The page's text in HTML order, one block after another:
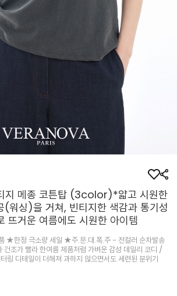
지 메종 코튼탑 (3color)*얇고 시원한
워싱)을 거쳐, 빈티지한 색감과 통기성
뜨거운 여름에도 시원한 아이템
★한정 극소량 세일 ★주.문.대.폭.주 - 전컬러 순차발송
조가 빨라 한여름 제품처럼 가벼운 감성 데일리 코디 /
링 디테일이 더해져 과하지 않으면서도 세련된 분위기